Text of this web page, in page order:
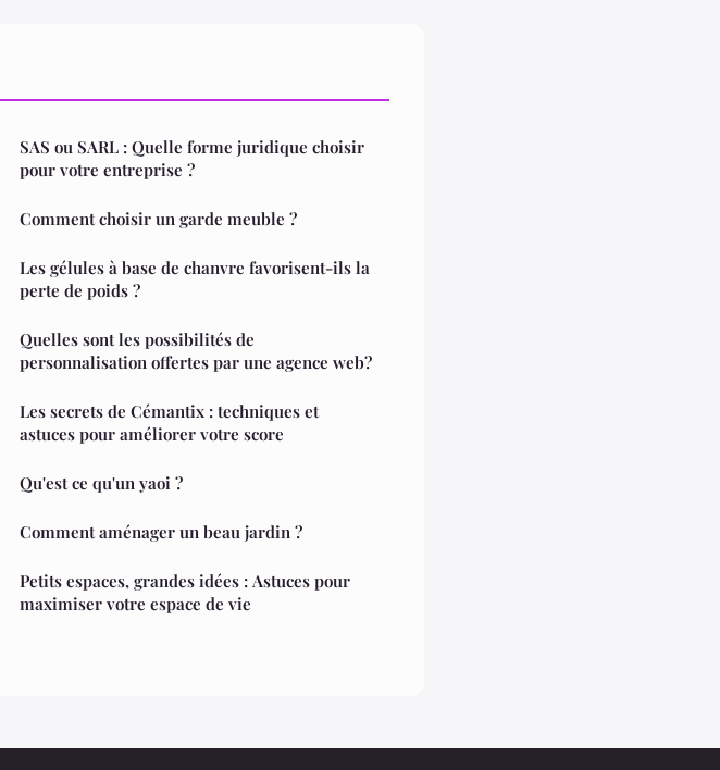
SAS ou SARL : Quelle forme juridique choisir
pour votre entreprise ?
Comment choisir un garde meuble ?
Les gélules à base de chanvre favorisent-ils la
perte de poids ?
Quelles sont les possibilités de
personnalisation offertes par une agence web?
Les secrets de Cémantix : techniques et
astuces pour améliorer votre score
Qu'est ce qu'un yaoi ?
Comment aménager un beau jardin ?
Petits espaces, grandes idées : Astuces pour
maximiser votre espace de vie